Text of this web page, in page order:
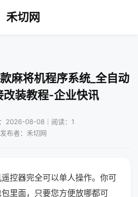
禾切网
麻将机程序系统_全自动
改装教程-企业快讯
2026-08-08｜阅读：1
发布者：禾切网
控器完全可以单人操作。你可
里面，只要您方便放哪都可